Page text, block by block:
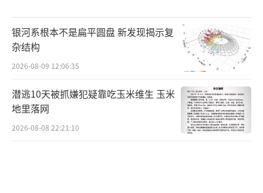
银河系根本不是扁平圆盘 新发现揭示复
杂结构
2026-08-09 12:06:35
潜逃10天被抓嫌犯疑靠吃玉米维生 玉米
地里落网
2026-08-08 22:21:10